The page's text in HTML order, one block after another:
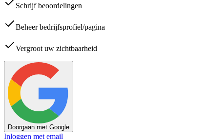
Schrijf beoordelingen
Beheer bedrijfsprofiel/pagina
Vergroot uw zichtbaarheid
Doorgaan met Google
Inloggen met email